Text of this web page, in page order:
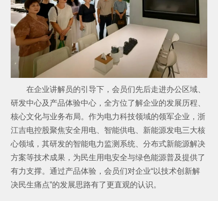
在企业讲解员的引导下，会员们先后走进办公区域、
研发中心及产品体验中心，全方位了解企业的发展历程、
核心文化与业务布局。作为电力科技领域的领军企业，浙
江吉电控股聚焦安全用电、智能供电、新能源发电三大核
心领域，其研发的智能电力监测系统、分布式新能源解决
方案等技术成果，为民生用电安全与绿色能源普及提供了
有力支撑。通过产品体验，会员们对企业“以技术创新解
决民生痛点”的发展思路有了更直观的认识。